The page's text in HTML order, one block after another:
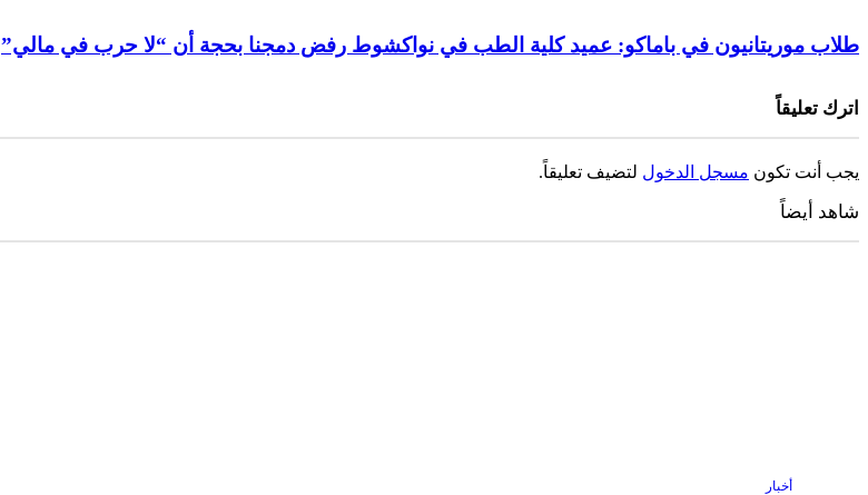
طلاب موريتانيون في باماكو: عميد كلية الطب في نواكشوط رفض دمجنا بحجة أن “لا حرب في مالي”
اترك تعليقاً
يجب أنت تكون مسجل الدخول لتضيف تعليقاً.
شاهد أيضاً
أخبار